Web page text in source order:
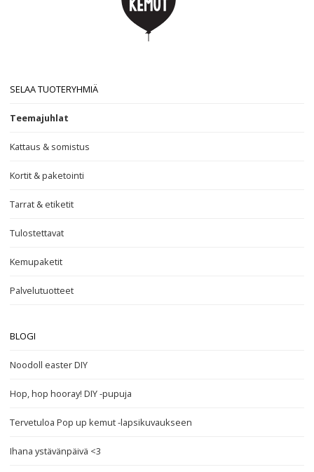
SELAA TUOTERYHMIÄ
Teemajuhlat
Kattaus & somistus
Kortit & paketointi
Tarrat & etiketit
Tulostettavat
Kemupaketit
Palvelutuotteet
BLOGI
Noodoll easter DIY
Hop, hop hooray! DIY -pupuja
Tervetuloa Pop up kemut -lapsikuvaukseen
Ihana ystävänpäivä <3